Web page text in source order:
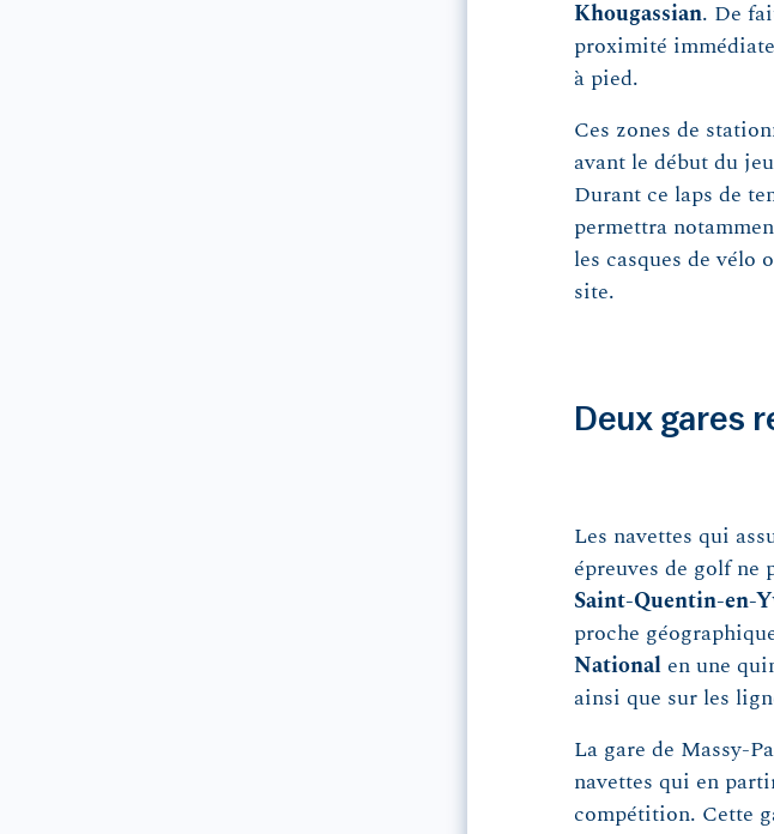
Khougassian. De
proximité
à pied.
Ces zones de
avant le début du
Durant ce laps de
permettra
les casques de vélo
site.
Deux gares
Les navettes qui
épreuves de golf ne
Saint-Quentin-en-
proche
Nationalen une
ainsi que sur les
La gare de Massy-
navettes qui en
compétition. Cette